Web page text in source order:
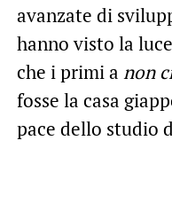
avanzate di
hanno visto la
che i primi a non
fosse la casa
pace dello studio